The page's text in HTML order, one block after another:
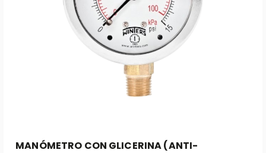
Leer Más
MANÓMETRO CON GLICERINA (ANTI-